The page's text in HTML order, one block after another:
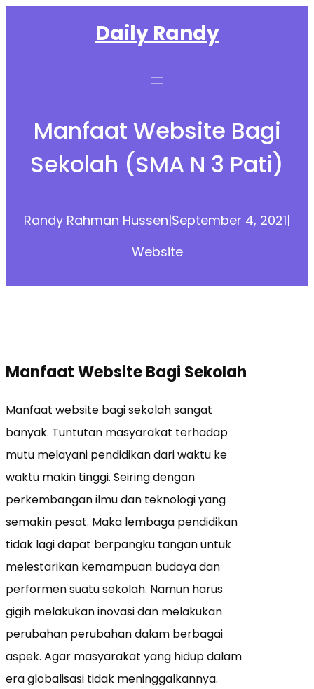
Daily Randy
Manfaat Website Bagi
Sekolah (SMA N 3 Pati)
Randy Rahman Hussen|September 4, 2021|
Website
Manfaat Website Bagi Sekolah
Manfaat website bagi sekolah sangat
banyak. Tuntutan masyarakat terhadap
mutu melayani pendidikan dari waktu ke
waktu makin tinggi. Seiring dengan
perkembangan ilmu dan teknologi yang
semakin pesat. Maka lembaga pendidikan
tidak lagi dapat berpangku tangan untuk
melestarikan kemampuan budaya dan
performen suatu sekolah. Namun harus
gigih melakukan inovasi dan melakukan
perubahan perubahan dalam berbagai
aspek. Agar masyarakat yang hidup dalam
era globalisasi tidak meninggalkannya.